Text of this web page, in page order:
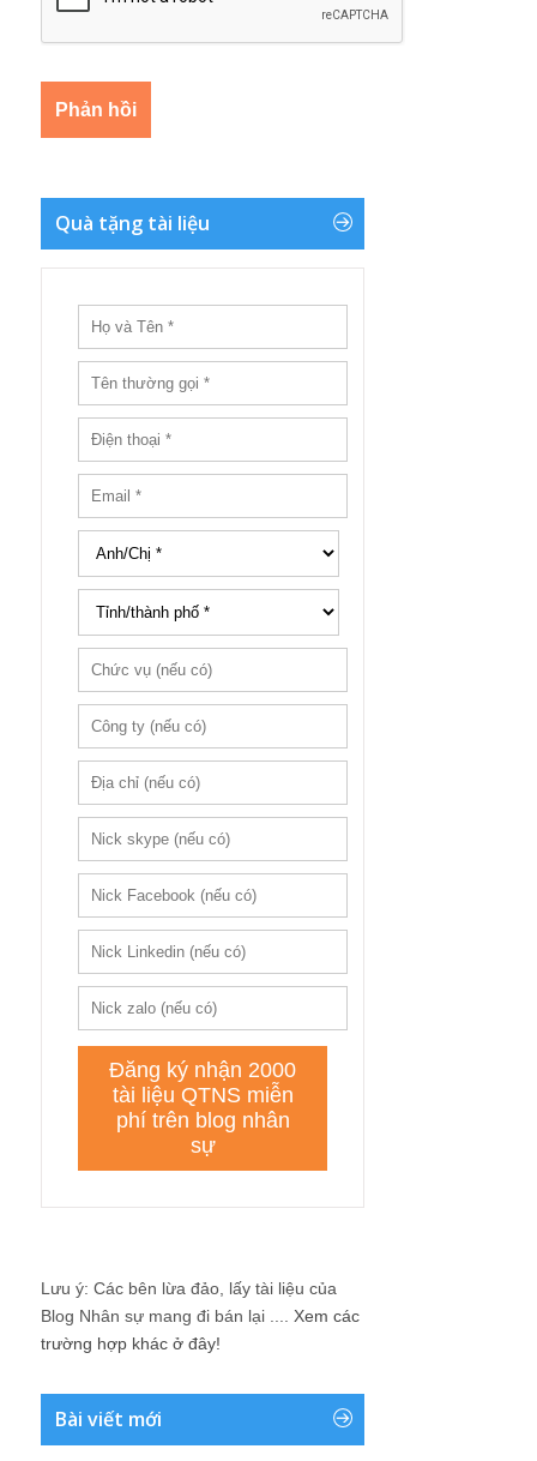
Quà tặng tài liệu
Lưu ý: Các bên lừa đảo, lấy tài liệu của
Blog Nhân sự mang đi bán lại .... Xem các
trường hợp khác ở đây!
Bài viết mới